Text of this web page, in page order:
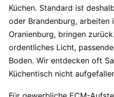
Küchen. Standard ist
oder Brandenburg, arbeiten
Oranienburg, bringen
ordentliches Licht,
Boden. Wir entdecken oft
Küchentisch nicht